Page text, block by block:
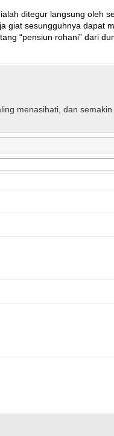
ditegur langsung oleh
sesungguhnya dapat
“pensiun rohani” dari
menasihati, dan